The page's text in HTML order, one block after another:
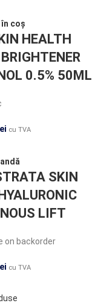
coș
HEALTH
0.5% 50ML
lei cu TVA
SKIN
LIFT
on backorder
lei cu TVA